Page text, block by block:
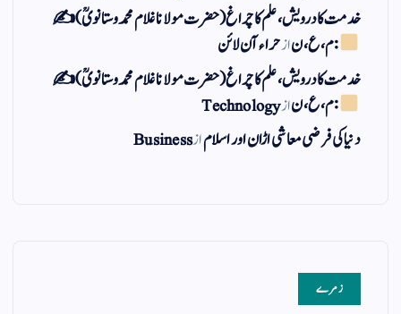
خدمت کا درویش، علم کا چراغ(حضرت مولانا غلام محمد وستانویؒ)✍
: م ، ع ، نازحراء آن لائن
خدمت کا درویش، علم کا چراغ(حضرت مولانا غلام محمد وستانویؒ)✍
: م ، ع ، نازTechnology
دنیا کی فرضی معاشی اڑان اور اسلامازBusiness
زمرے